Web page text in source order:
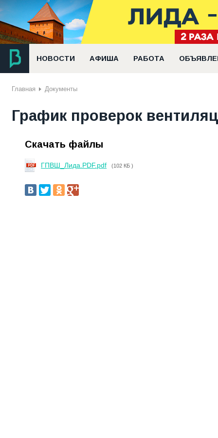
НОВОСТИ АФИША РАБОТА
Главная Документы
График проверок
Скачать файлы
ГПВШ_Лида.PDF.pdf (102 КБ )